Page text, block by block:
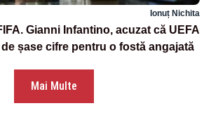
Ionuț Nichita
Gianni Infantino, acuzat că UEFA
șase cifre pentru o fostă angajată
Mai Multe